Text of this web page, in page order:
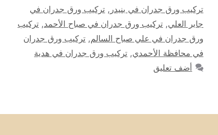
تركيب ورق جدران في بنيدر , تركيب ورق جدران في
جابر العلي, تركيب ورق جدران في صباح الأحمد, تركيب
ورق جدران في علي صباح السالم, تركيب ورق جدران
في محافظة الأحمدي, تركيب ورق جدران في هدية
أضف تعليق